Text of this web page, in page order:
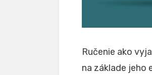
Ručenie ako
na základe jeho